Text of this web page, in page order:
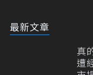
最新文章
真
遭